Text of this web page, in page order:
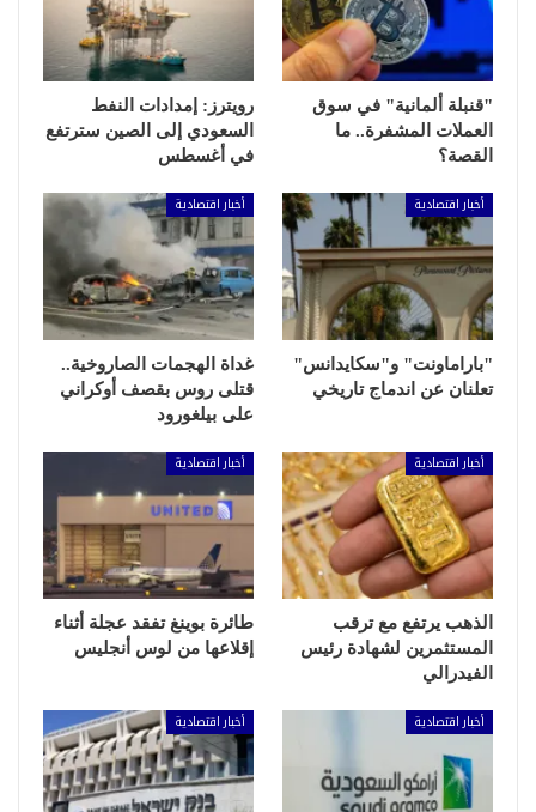
"قنبلة ألمانية" في سوق
العملات المشفرة.. ما
القصة؟
رويترز: إمدادات النفط
السعودي إلى الصين سترتفع
في أغسطس
أخبار اقتصادية
"باراماونت" و"سكايدانس"
تعلنان عن اندماج تاريخي
أخبار اقتصادية
غداة الهجمات الصاروخية..
قتلى روس بقصف أوكراني
على بيلغورود
أخبار اقتصادية
الذهب يرتفع مع ترقب
المستثمرين لشهادة رئيس
الفيدرالي
أخبار اقتصادية
طائرة بوينغ تفقد عجلة أثناء
إقلاعها من لوس أنجليس
أخبار اقتصادية أخبار اقتصادية